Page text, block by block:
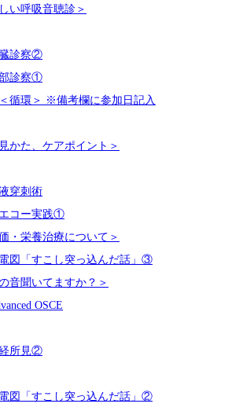
い呼吸音聴診＞
診察②
診察①
循環＞ ※備考欄に参加日記入
かた、ケアポイント＞
穿刺術
コー実践①
・栄養治療について＞
図「すこし突っ込んだ話」③
音聞いてますか？＞
OSCE
所見②
図「すこし突っ込んだ話」②